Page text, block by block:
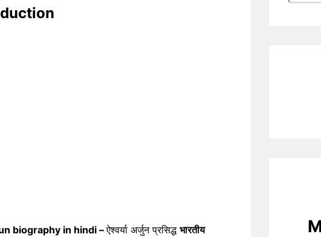
biography in hindi –ऐश्वर्या अर्जुन प्रसिद्ध भारतीय